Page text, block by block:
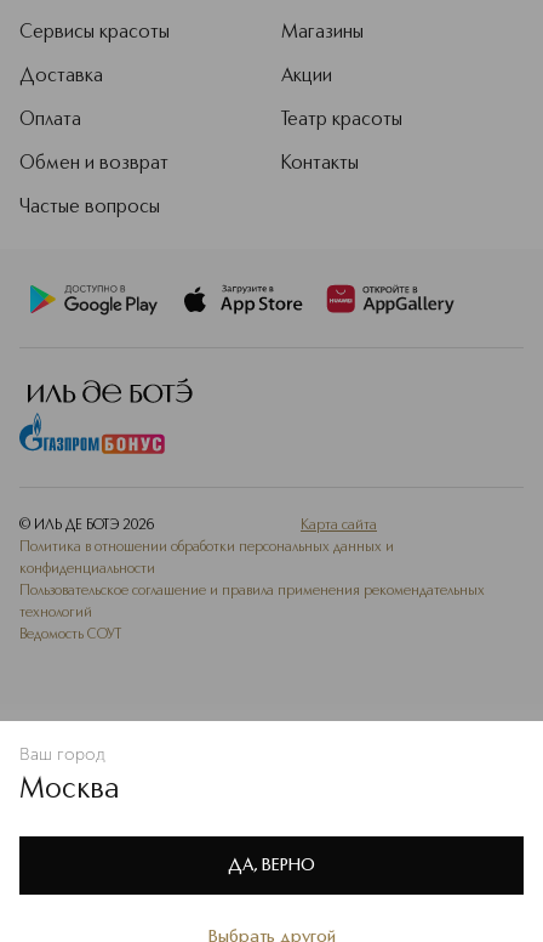
Политике конфиденциальности
В КОРЗИНУ
Сервисы красоты
Доставка
Оплата
Обмен и возврат
Частые вопросы
Магазины
Акции
Театр красоты
Контакты
© ИЛЬ ДЕ БОТЭ 2026
Карта сайта
Политика в отношении обработки персональных данных и
конфиденциальности
Пользовательское соглашение и правила применения рекомендательных
технологий
Ведомость СОУТ
Ваш город
Москва
Выбрать другой
ДА, ВЕРНО